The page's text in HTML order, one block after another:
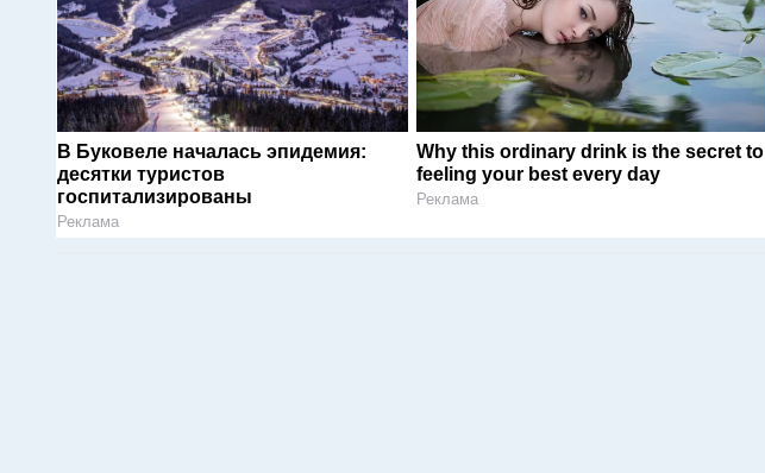
В Буковеле началась эпидемия:
десятки туристов
госпитализированы
Реклама
Why this ordinary drink is the secret to
feeling your best every day
Реклама